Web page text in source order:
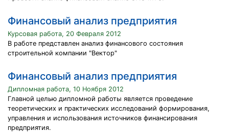
Финансовый анализ предприятия
Курсовая работа, 20 Февраля 2012
В работе представлен анализ финансового состояния
строительной компании "Вектор"
Финансовый анализ предприятия
Дипломная работа, 10 Ноября 2012
Главной целью дипломной работы является проведение
теоретических и практических исследований формирования,
управления и использования источников финансирования
предприятия.